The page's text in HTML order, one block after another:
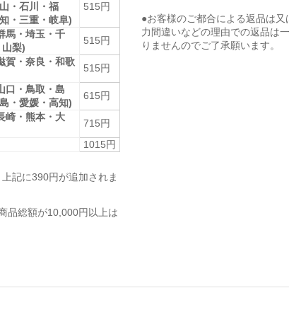
・石川・福
・三重・岐阜)
515円
馬・埼玉・千
梨)
515円
賀・奈良・和歌
515円
口・鳥取・島
・愛媛・高知)
615円
崎・熊本・大
715円
1015円
上記に390円が追加されま
品総額が10,000円以上は
●お客様のご都合による返品は又
力間違いなどの理由での返品は
りませんのでご了承願います。